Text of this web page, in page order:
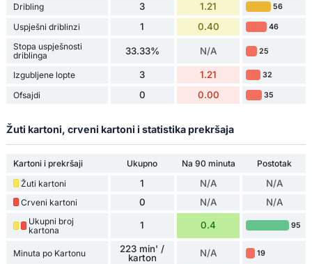
Dribling
3 1.21 56
Uspješni driblinzi 1 0.40 46
Stopa uspješnosti
driblinga
33.33% N/A 25
Izgubljene lopte 3 1.21 32
Ofsajdi 0 0.00 35
Žuti kartoni, crveni kartoni i statistika prekršaja
Kartoni i prekršaji Ukupno Na 90 minuta
Postotak
Žuti kartoni
1 N/A N/A
Crveni kartoni 0 N/A N/A
Ukupni broj
kartona
1 0.4 95
Minuta po Kartonu
223 min' /
karton
N/A 19